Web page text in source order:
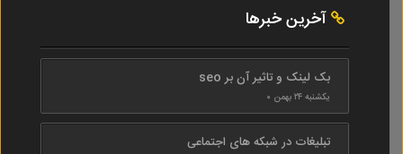
آخرین خبرها
بک لینک و تاثیر آن بر seo
یکشنبه ۲۴ بهمن ۰
تبلیغات در شبکه های اجتماعی